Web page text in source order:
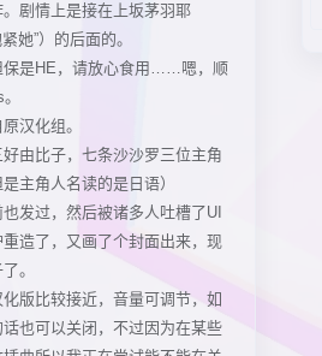
剧情上是接在上坂茅羽耶
她”）的后面的。
保是HE，请放心食用……嗯，顺
汉化组。
好由比子，七条沙沙罗三位主角
主角人名读的是日语）
发过，然后被诸多人吐槽了UI
造了，又画了个封面出来，现
。
版比较接近，音量可调节，如
也可以关闭，不过因为在某些